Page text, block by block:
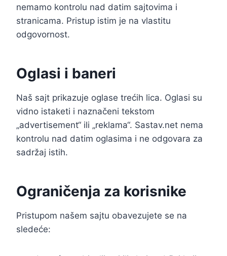
nemamo kontrolu nad datim sajtovima i
stranicama. Pristup istim je na vlastitu
odgovornost.
Oglasi i baneri
Naš sajt prikazuje oglase trećih lica. Oglasi su
vidno istaketi i naznačeni tekstom
„advertisement“ ili „reklama“. Sastav.net nema
kontrolu nad datim oglasima i ne odgovara za
sadržaj istih.
Ograničenja za korisnike
Pristupom našem sajtu obavezujete se na
sledeće: